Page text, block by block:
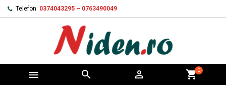
Telefon: 0374043295 ~ 0763490049
   shopping_cart0